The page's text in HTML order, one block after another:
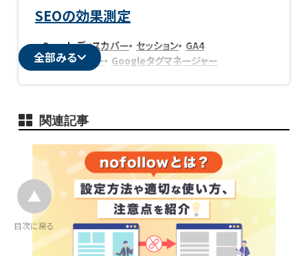
おすすめSEO会社 SEOの外注
SEOの効果測定
Googleディスカバー セッション GA4
ドメインパワー Googleタグマネージャー
全部みる
関連記事
目次に戻る